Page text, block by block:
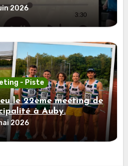
Paris
2026
- Piste
le 22ème meeting de
à Auby.
2026